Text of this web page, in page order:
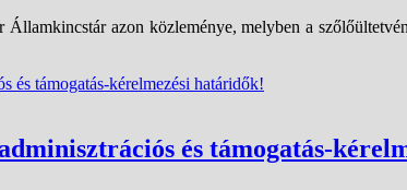
azon közleménye, melyben a
és támogatás-